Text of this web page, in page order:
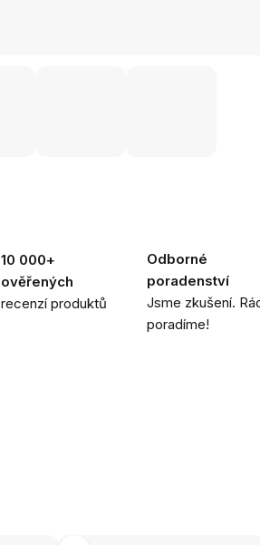
10 000+
ověřených
recenzí produktů
Odborné
poradenství
Jsme zkušení.
poradíme!